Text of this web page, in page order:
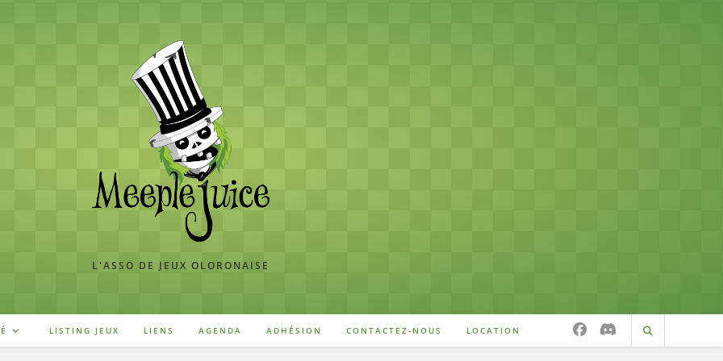
L'ASSO DE JEUX OLORONAISE
LISTING JEUX LIENS AGENDA ADHÉSION CONTACTEZ-NOUS LOCATION